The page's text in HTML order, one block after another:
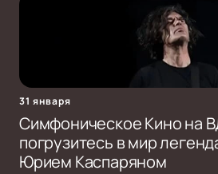
31 января
Симфоническое Кино на
погрузитесь в мир
Юрием Каспаряном